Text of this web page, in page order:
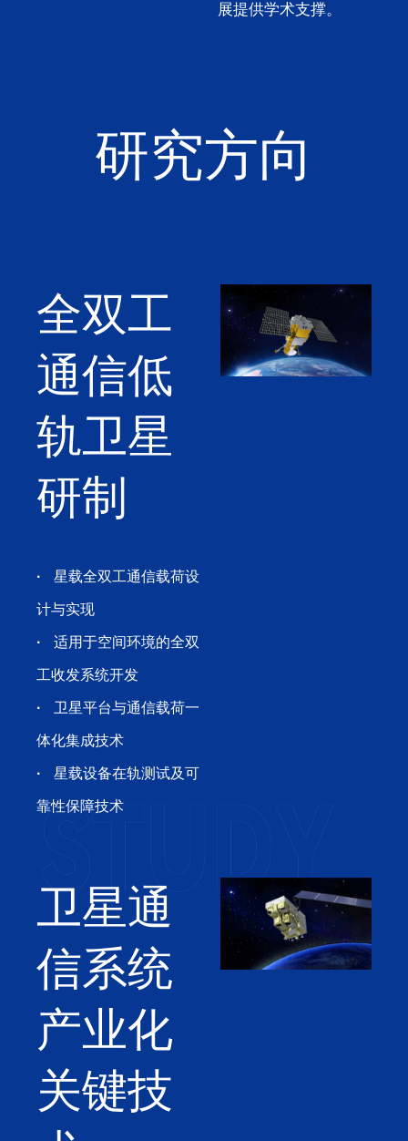
展提供学术支撑。
研究方向
全双工
通信低
轨卫星
研制
· 星载全双工通信载荷设
计与实现
· 适用于空间环境的全双
工收发系统开发
· 卫星平台与通信载荷一
体化集成技术
· 星载设备在轨测试及可
靠性保障技术
卫星通
信系统
产业化
关键技